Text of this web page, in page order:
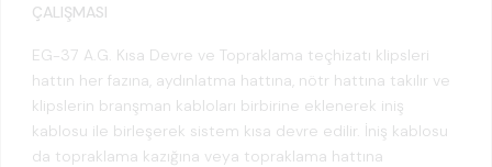
ÇALIŞMASI
EG-37 A.G. Kısa Devre ve Topraklama teçhizatı klipsleri
hattın her fazına, aydınlatma hattına, nötr hattına takılır ve
klipslerin branşman kabloları birbirine eklenerek iniş
kablosu ile birleşerek sistem kısa devre edilir. İniş kablosu
da topraklama kazığına veya topraklama hattına